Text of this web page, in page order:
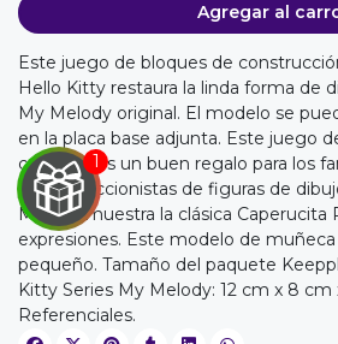
Agregar al
Este juego de bloques de
Hello Kitty restaura la linda forma de
My Melody original. El modelo se
en la placa base adjunta. Este juego
construir es un buen regalo para los
y los coleccionistas de figuras de
Melody muestra la clásica Caperucita
expresiones. Este modelo de
pequeño. Tamaño del paquete
Kitty Series My Melody: 12 cm x 8
Referenciales.